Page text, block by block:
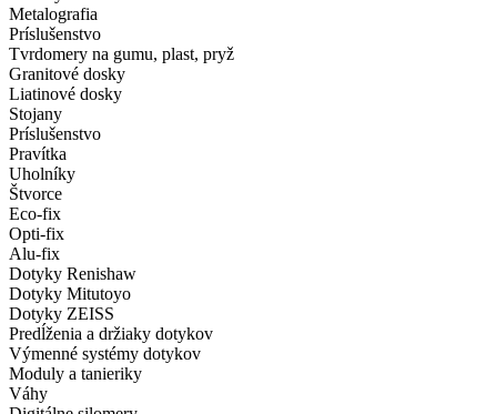
Metalografia
Príslušenstvo
Tvrdomery na gumu, plast, pryž
Granitové dosky
Liatinové dosky
Stojany
Príslušenstvo
Pravítka
Uholníky
Štvorce
Eco-fix
Opti-fix
Alu-fix
Dotyky Renishaw
Dotyky Mitutoyo
Dotyky ZEISS
Predĺženia a držiaky dotykov
Výmenné systémy dotykov
Moduly a tanieriky
Váhy